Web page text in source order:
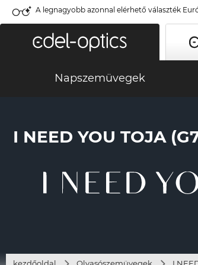
A legnagyobb azonnal elérhető választék
Napszemüvegek
I NEED YOU TOJA